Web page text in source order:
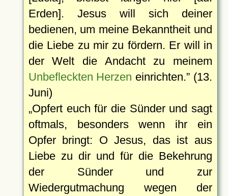
Erden]. Jesus will sich deiner
bedienen, um meine Bekanntheit und
die Liebe zu mir zu fördern. Er will in
der Welt die Andacht zu meinem
Unbefleckten Herzen einrichten. (13.
Juni)
Opfert euch für die Sünder und sagt
oftmals, besonders wenn ihr ein
Opfer bringt: O Jesus, das ist aus
Liebe zu dir und für die Bekehrung
der Sünder und zur
Wiedergutmachung wegen der